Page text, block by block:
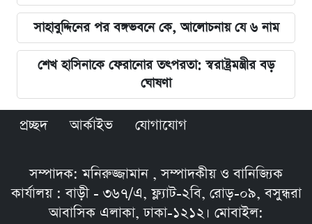
সাহাবুদ্দিনের পর বঙ্গভবনে কে, আলোচনায় যে ৬ নাম
শেখ হাসিনাকে ফেরানোর তৎপরতা: স্বরাষ্ট্রমন্ত্রীর বড়
ঘোষণা
প্রচ্ছদ আর্কাইভ যোগাযোগ
সম্পাদক: মনিরুজ্জামান , সম্পাদকীয় ও বানিজ্যিক
কার্যালয় : বাড়ী - ৩৬৭/এ, ফ্ল্যাট-২বি, রোড়-০৯, বসুন্ধরা
আবাসিক এলাকা, ঢাকা-১২১২। মোবাইল: